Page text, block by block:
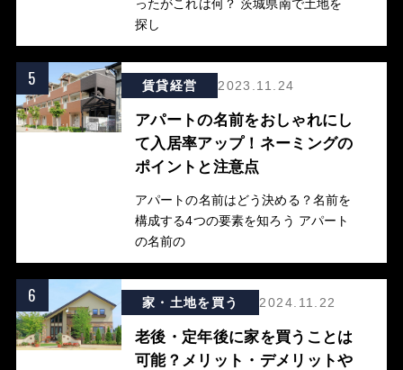
ったがこれは何？ 茨城県南で土地を
探し
5 賃貸経営 2023.11.24
アパートの名前をおしゃれにし
て入居率アップ！ネーミングの
ポイントと注意点
アパートの名前はどう決める？名前を
構成する4つの要素を知ろう アパート
の名前の
6 家・土地を買う 2024.11.22
老後・定年後に家を買うことは
可能？メリット・デメリットや